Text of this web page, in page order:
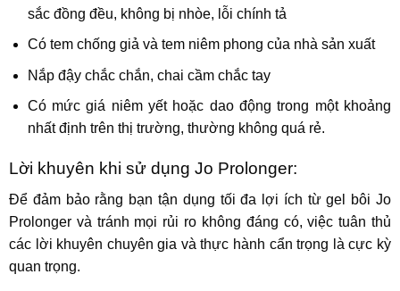
sắc đồng đều, không bị nhòe, lỗi chính tả
Có tem chống giả và tem niêm phong của nhà sản xuất
Nắp đậy chắc chắn, chai cầm chắc tay
Có mức giá niêm yết hoặc dao động trong một khoảng
nhất định trên thị trường, thường không quá rẻ.
Lời khuyên khi sử dụng Jo Prolonger:
Để đảm bảo rằng bạn tận dụng tối đa lợi ích từ gel bôi Jo
Prolonger và tránh mọi rủi ro không đáng có, việc tuân thủ
các lời khuyên chuyên gia và thực hành cẩn trọng là cực kỳ
quan trọng.